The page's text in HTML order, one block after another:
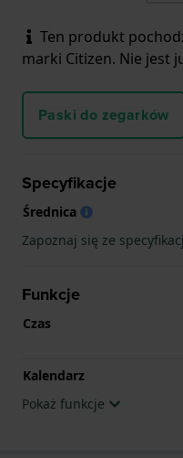
Ten produkt
marki Citizen. Nie jest
Paski do zegarków
Specyfikacje
Średnica
Zapoznaj się ze
Funkcje
Czas
Kalendarz
Pokaż funkcje